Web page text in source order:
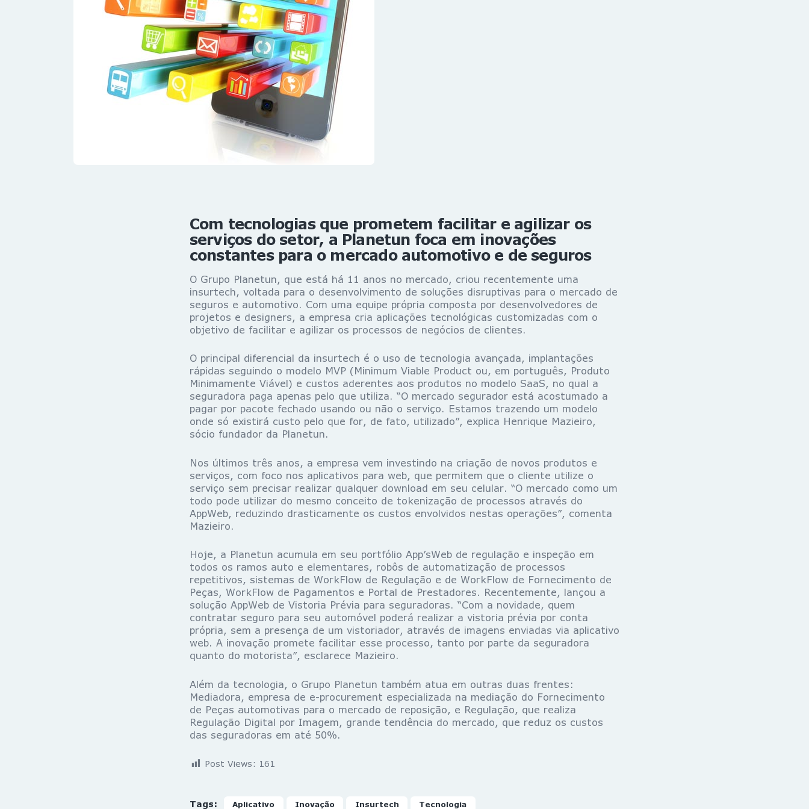
Com tecnologias que prometem facilitar e agilizar os
serviços do setor, a Planetun foca em inovações
constantes para o mercado automotivo e de seguros
O Grupo Planetun, que está há 11 anos no mercado, criou recentemente uma
insurtech, voltada para o desenvolvimento de soluções disruptivas para o mercado de
seguros e automotivo. Com uma equipe própria composta por desenvolvedores de
projetos e designers, a empresa cria aplicações tecnológicas customizadas com o
objetivo de facilitar e agilizar os processos de negócios de clientes.
O principal diferencial da insurtech é o uso de tecnologia avançada, implantações
rápidas seguindo o modelo MVP (Minimum Viable Product ou, em português, Produto
Minimamente Viável) e custos aderentes aos produtos no modelo SaaS, no qual a
seguradora paga apenas pelo que utiliza. “O mercado segurador está acostumado a
pagar por pacote fechado usando ou não o serviço. Estamos trazendo um modelo
onde só existirá custo pelo que for, de fato, utilizado”, explica Henrique Mazieiro,
sócio fundador da Planetun.
Nos últimos três anos, a empresa vem investindo na criação de novos produtos e
serviços, com foco nos aplicativos para web, que permitem que o cliente utilize o
serviço sem precisar realizar qualquer download em seu celular. “O mercado como um
todo pode utilizar do mesmo conceito de tokenização de processos através do
AppWeb, reduzindo drasticamente os custos envolvidos nestas operações”, comenta
Mazieiro.
Hoje, a Planetun acumula em seu portfólio App’sWeb de regulação e inspeção em
todos os ramos auto e elementares, robôs de automatização de processos
repetitivos, sistemas de WorkFlow de Regulação e de WorkFlow de Fornecimento de
Peças, WorkFlow de Pagamentos e Portal de Prestadores. Recentemente, lançou a
solução AppWeb de Vistoria Prévia para seguradoras. “Com a novidade, quem
contratar seguro para seu automóvel poderá realizar a vistoria prévia por conta
própria, sem a presença de um vistoriador, através de imagens enviadas via aplicativo
web. A inovação promete facilitar esse processo, tanto por parte da seguradora
quanto do motorista”, esclarece Mazieiro.
Além da tecnologia, o Grupo Planetun também atua em outras duas frentes:
Mediadora, empresa de e-procurement especializada na mediação do Fornecimento
de Peças automotivas para o mercado de reposição, e Regulação, que realiza
Regulação Digital por Imagem, grande tendência do mercado, que reduz os custos
das seguradoras em até 50%.
Post Views: 161
Tags: Aplicativo Inovação Insurtech Tecnologia